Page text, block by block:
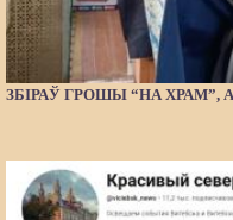
ЗБІРАЎ ГРОШЫ “НА ХРАМ”,